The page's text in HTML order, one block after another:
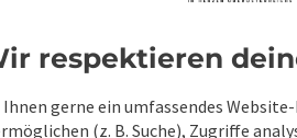
PDF erstellen Beitrag
respektieren
gerne ein umfassendes
(z. B. Suche), Zugriffe